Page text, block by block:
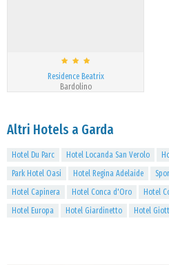
Residence Beatrix
Bardolino
Altri Hotels a Garda
Hotel Du Parc Hotel Locanda San Verolo
Park Hotel Oasi
Hotel Regina Adelaide
Hotel Capinera
Hotel Conca d'Oro Hotel
Hotel Europa
Hotel Giardinetto Hotel